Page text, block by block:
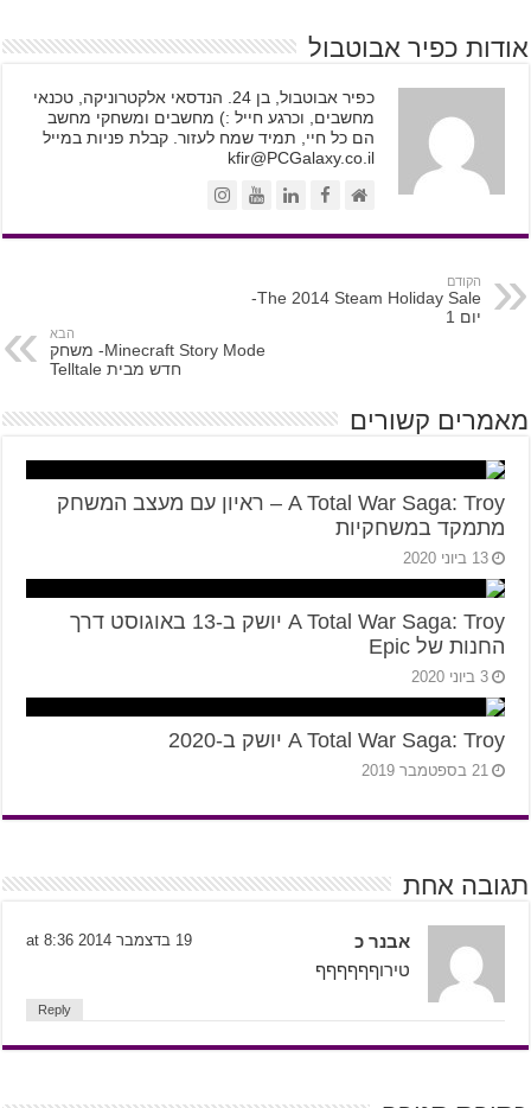
אודות כפיר אבוטבול
כפיר אבוטבול, בן 24. הנדסאי אלקטרוניקה, טכנאי
מחשבים, וכרגע חייל :) מחשבים ומשחקי מחשב
הם כל חיי, תמיד שמח לעזור. קבלת פניות במייל
kfir@PCGalaxy.co.il
הקודם
The 2014 Steam Holiday Sale-
יום 1
הבא
Minecraft Story Mode- משחק
חדש מבית Telltale
מאמרים קשורים
A Total War Saga: Troy – ראיון עם מעצב המשחק
מתמקד במשחקיות
13 ביוני 2020
A Total War Saga: Troy יושק ב-13 באוגוסט דרך
החנות של Epic
3 ביוני 2020
A Total War Saga: Troy יושק ב-2020
21 בספטמבר 2019
תגובה אחת
אבנר כ 19 בדצמבר 2014 at 8:36
טירוףףףףףף
Reply